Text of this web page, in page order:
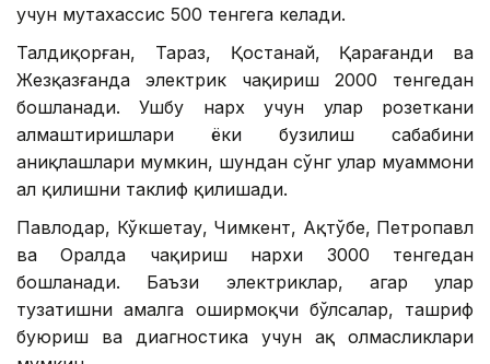
учун мутахассис 500 тенгега келади.
Талдиқорған, Тараз, Қостанай, Қарағанди ва
Жезқазғанда электрик чақириш 2000 тенгедан
бошланади. Ушбу нарх учун улар розеткани
алмаштиришлари ёки бузилиш сабабини
аниқлашлари мумкин, шундан сўнг улар муаммони
ҳал қилишни таклиф қилишади.
Павлодар, Кўкшетау, Чимкент, Ақтўбе, Петропавл
ва Оралда чақириш нархи 3000 тенгедан
бошланади. Баъзи электриклар, агар улар
тузатишни амалга оширмоқчи бўлсалар, ташриф
буюриш ва диагностика учун ҳақ олмасликлари